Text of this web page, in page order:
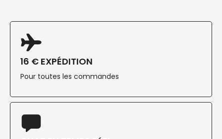
16 € EXPÉDITION
Pour toutes les commandes